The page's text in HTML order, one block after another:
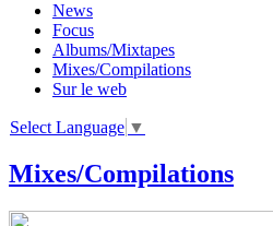
News
Focus
Albums/Mixtapes
Mixes/Compilations
Sur le web
Select Language ▼
Mixes/Compilations